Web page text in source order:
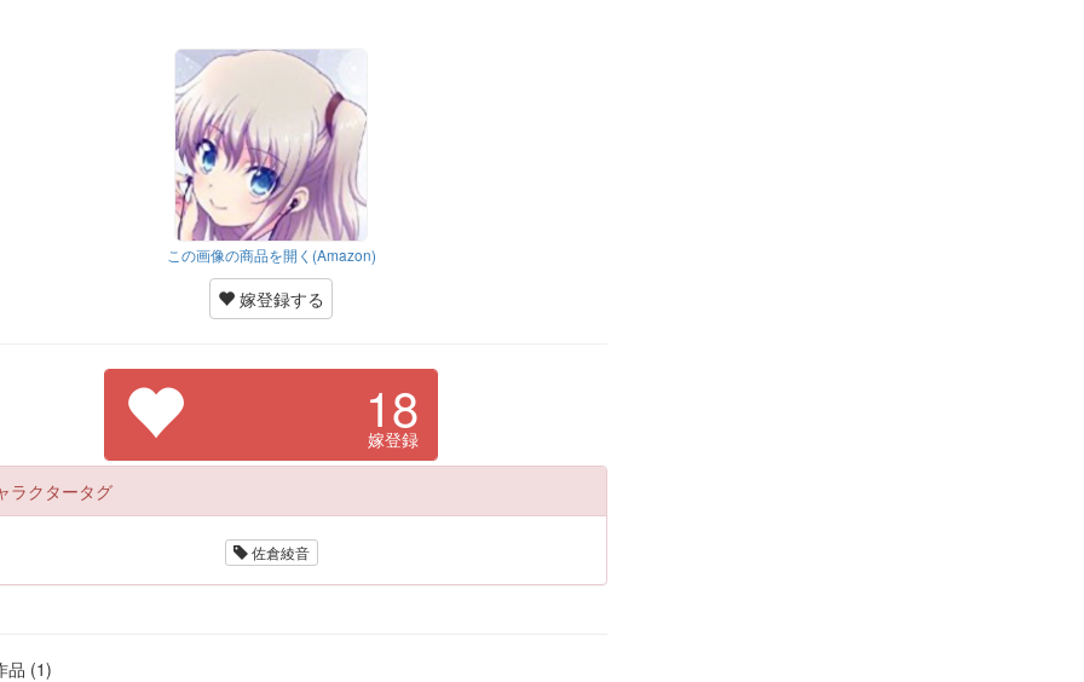
この画像の商品を開く(Amazon)
嫁登録する
18
嫁登録
ラクタータグ
佐倉綾音
品 (1)